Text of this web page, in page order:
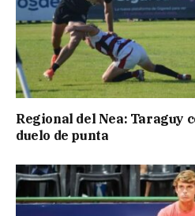
Regional del Nea: Taraguy
duelo de punta